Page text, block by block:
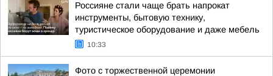
Россияне стали чаще брать напрокат
инструменты, бытовую технику,
туристическое оборудование и даже мебель
10:33
Фото с торжественной церемонии